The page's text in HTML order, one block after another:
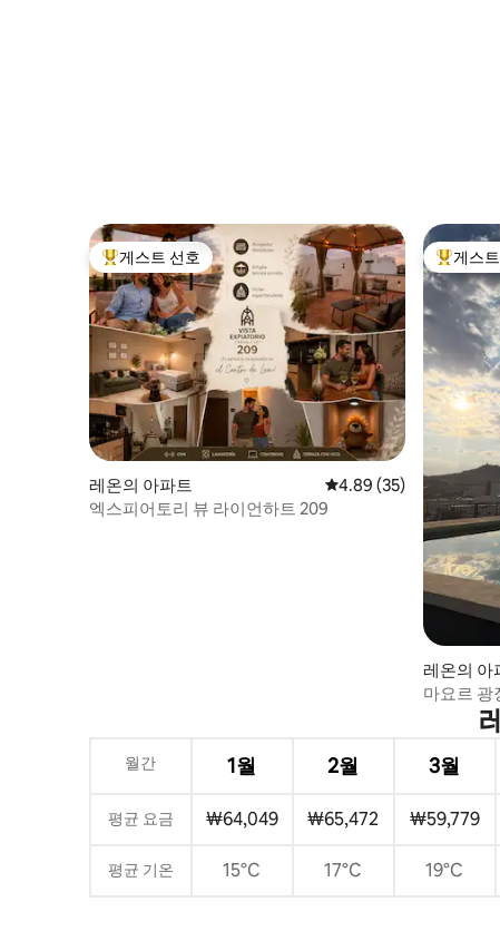
상위 게스트 선호
게스트 선호
레온의 아파트 평점 4.89점(5점 만점),
4.89 (35)
엑스피어토리 뷰 라이언하트 209
상위 게
게스
레온의 아
마요르 광
월간 1월 2월 3월
평균 요금 ₩64,049 ₩65,472 ₩59,779
평균 기온 15°C 17°C 19°C